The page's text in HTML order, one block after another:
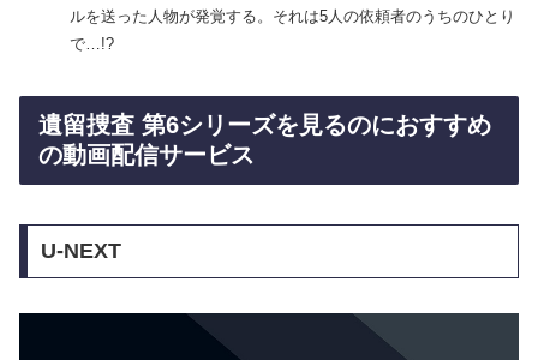
ルを送った人物が発覚する。それは5人の依頼者のうちのひとり
で…!?
遺留捜査 第6シリーズを見るのにおすすめ
の動画配信サービス
U-NEXT